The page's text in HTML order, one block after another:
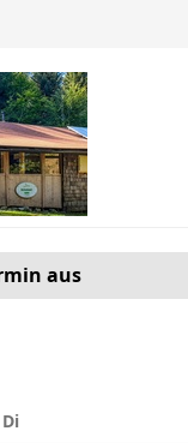
aus
DiDienstag